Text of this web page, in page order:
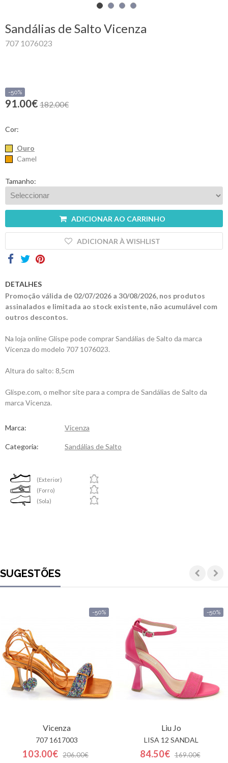
Marcas
Outlet
Sandálias de Salto Vicenza
707 1076023
-50%
91.00€ 182.00€
Cor:
Ouro
Camel
Tamanho:
ADICIONAR AO CARRINHO
ADICIONAR À WISHLIST
DETALHES
Promoção válida de 02/07/2026 a 30/08/2026, nos produtos
assinalados e limitada ao stock existente, não acumulável com
outros descontos.
Na loja online Glispe pode comprar Sandálias de Salto da marca
Vicenza do modelo 707 1076023.
Altura do salto: 8,5cm
Glispe.com, o melhor site para a compra de Sandálias de Salto da
marca Vicenza.
Marca: Vicenza
Categoria: Sandálias de Salto
(Exterior)
(Forro)
(Sola)
SUGESTÕES
-50%
Vicenza
707 1617003
103.00€ 206.00€
-50%
Liu Jo
LISA 12 SANDAL
84.50€ 169.00€